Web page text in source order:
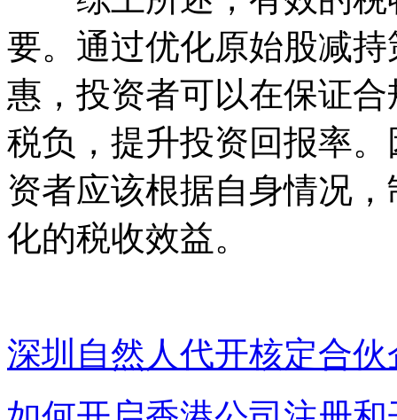
要。通过优化原始股减
惠，投资者可以在保证
税负，提升投资回报率
资者应该根据自身情况
化的税收效益。
深圳自然人代开核定合